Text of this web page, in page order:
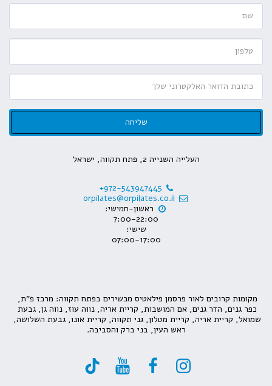
שליחה
העלייה השנייה 2, פתח תקווה, ישראל
+972-543947445
orpilates@orpilates.co.il
ראשון-חמישי:
שישי:
07:00-17:00
מקומות קרובים לאור פרסמן פילאטיס מכשירים בפתח תקווה: מרכז פ"ת,
כפר גנים, הדר גנים, אם המושבות, קריית אריה, נווה עוז, נווה גן, גבעת
שמואל, קריית אריה, קריית מטלון, גני תקווה, קריית אונו, גבעת השלושה,
ראש העין, בני ברק והסביבה.